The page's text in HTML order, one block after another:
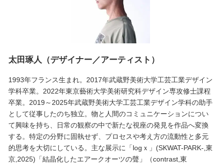
太田琢人（デザイナー／アーティスト）
1993年フランス生まれ。2017年武蔵野美術大学工芸工業デザイン
学科卒業。2022年東京藝術大学美術研究科デザイン専攻修士課程
卒業。2019～2025年武蔵野美術大学工芸工業デザイン学科の助手
として従事したのち独立。物と人間のコミュニケーションについ
て興味を持ち、日常の観察の中で新たな視座の発見を作品へ変換
する。特定の分野に固執せず、プロセスや考え方の流動性と多元
的思考を大切にしている。主な展示に「logｘ」(SKWAT-PARK-,東
京,2025)「結晶化したエアークオーツの聲」（contrast,東